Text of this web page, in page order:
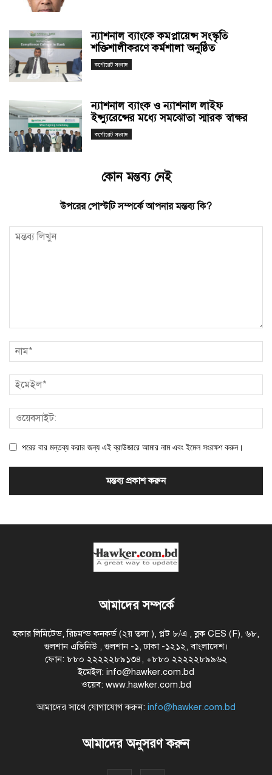
ন্যাশনাল ব্যাংকে কমপ্লায়েন্স সংস্কৃতি
শক্তিশালীকরণে কর্মশালা অনুষ্ঠিত
কর্পোরেট সংবাদ
ন্যাশনাল ব্যাংক ও ন্যাশনাল লাইফ
ইন্স্যুরেন্সের মধ্যে সমঝোতা স্মারক স্বাক্ষর
কর্পোরেট সংবাদ
কোন মন্তব্য নেই
উপরের পোস্টটি সম্পর্কে আপনার মন্তব্য কি?
পরের বার মন্তব্য করার জন্য এই ব্রাউজারে আমার নাম এবং ইমেল সংরক্ষণ করুন।
আমাদের সম্পর্কে
হকার লিমিটেড, রিচমন্ড কনকর্ড (২য় তলা ), প্লট ৮/এ , ব্লক CES (F), ৬৮,
গুলশান এভিনিউ , গুলশান -১, ঢাকা -১২১২, বাংলাদেশ।
ফোন: ৮৮০ ২২২২২৮৯১৩৪, +৮৮০ ২২২২২৮৯৯৬২
ইমেইল: info@hawker.com.bd
ওয়েব: www.hawker.com.bd
আমাদের সাথে যোগাযোগ করুন: info@hawker.com.bd
আমাদের অনুসরণ করুন